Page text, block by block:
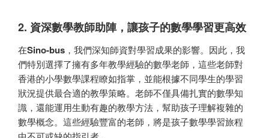
2. 資深數學教師助陣，讓孩子的數學學習更高效
在Sino-bus ，我們深知師資對學習成果的影響。因此，我
們特別選擇了擁有多年教學經驗的數學老師，這些老師對
香港的小學數學課程瞭如指掌，並能根據不同學生的學習
狀況提供最合適的教學策略。老師不僅具備扎實的數學知
識，還能運用生動有趣的教學方法，幫助孩子理解複雜的
數學概念。這些經驗豐富的老師，將是孩子數學學習旅程